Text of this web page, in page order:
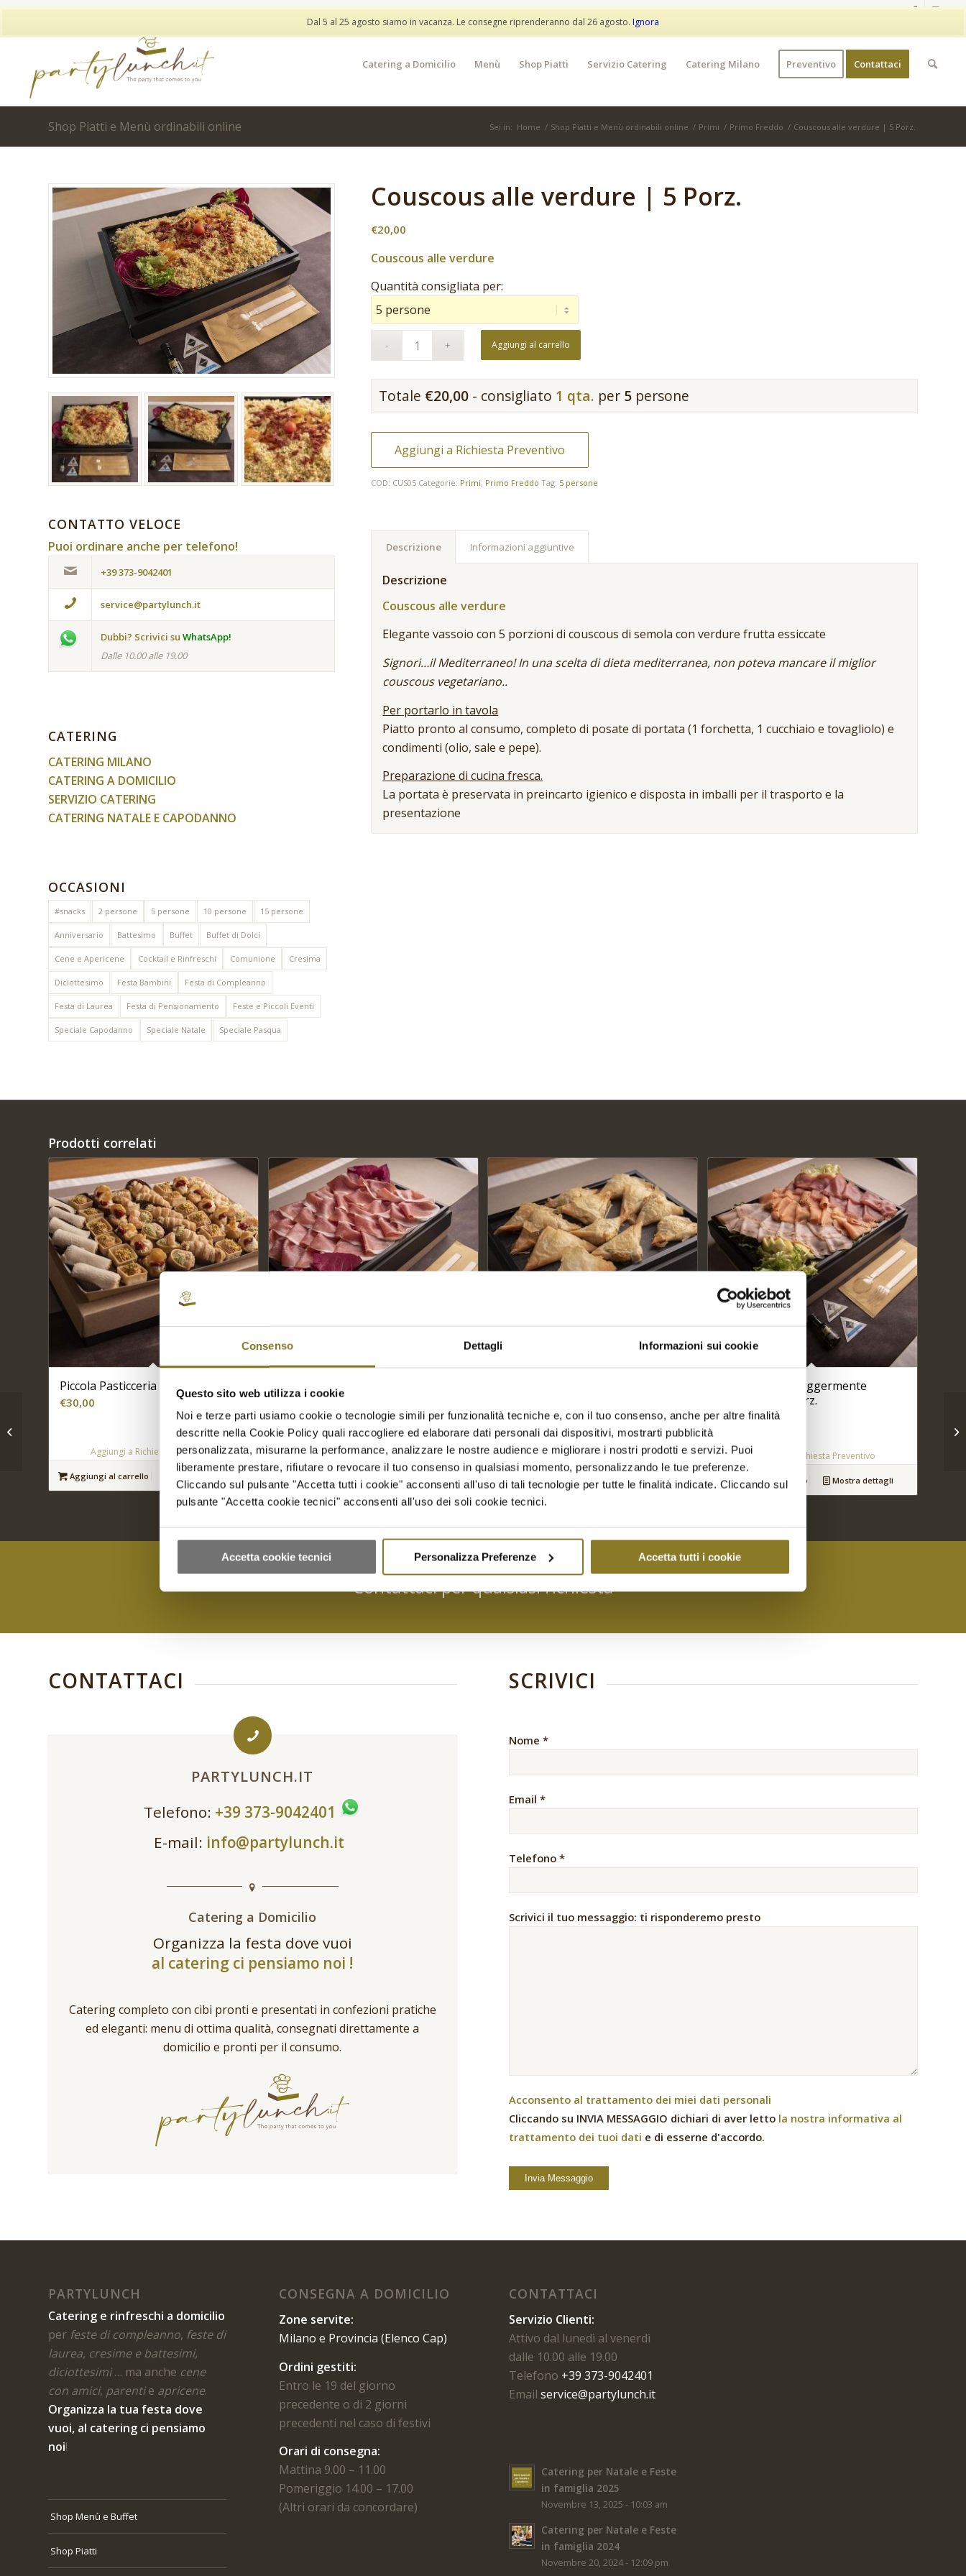
Consenso Dettagli Informazioni sui cookie
Questo sito web utilizza i cookie
Noi e terze parti usiamo cookie o tecnologie simili per funzionalità tecniche e, con il tuo consenso, anche per altre finalità
descritte nella Cookie Policy quali raccogliere ed elaborare dati personali dai dispositivi, mostrarti pubblicità
personalizzata, misurarne la performance, analizzare le nostre audience e migliorare i nostri prodotti e servizi. Puoi
liberamente prestare, rifiutare o revocare il tuo consenso in qualsiasi momento, personalizzando le tue preferenze.
Cliccando sul pulsante "Accetta tutti i cookie" acconsenti all'uso di tali tecnologie per tutte le finalità indicate. Cliccando sul
pulsante "Accetta cookie tecnici" acconsenti all'uso dei soli cookie tecnici.
Accetta cookie tecnici Personalizza Preferenze Accetta tutti i cookie
My Account Wishlist
info@partylunch.it|+39 373 9042401|WhatsApp
Catering a Domicilio Menù Shop Piatti Servizio Catering Catering Milano Preventivo Contattaci
Shop Piatti e Menù ordinabili online Sei in: Home / Shop Piatti e Menù ordinabili online / Primi / Primo Freddo / Couscous alle verdure | 5 Porz.
CONTATTO VELOCE
Puoi ordinare anche per telefono!
+39 373-9042401
service@partylunch.it
Dubbi? Scrivici su WhatsApp!
Dalle 10.00 alle 19.00
CATERING
CATERING MILANO
CATERING A DOMICILIO
SERVIZIO CATERING
CATERING NATALE E CAPODANNO
OCCASIONI
#snacks 2 persone 5 persone 10 persone 15 persone
Anniversario Battesimo Buffet Buffet di Dolci
Cene e Apericene Cocktail e Rinfreschi Comunione Cresima
Diciottesimo Festa Bambini Festa di Compleanno
Festa di Laurea Festa di Pensionamento Feste e Piccoli Eventi
Speciale Capodanno Speciale Natale Speciale Pasqua
Couscous alle verdure | 5 Porz.
€20,00
Couscous alle verdure
Quantità consigliata per:
Aggiungi al carrello
Totale €20,00 - consigliato 1 qta. per 5 persone
Aggiungi a Richiesta Preventivo
COD: CUS05 Categorie: Primi, Primo Freddo Tag: 5 persone
Descrizione Informazioni aggiuntive
Descrizione
Couscous alle verdure
Elegante vassoio con 5 porzioni di couscous di semola con verdure frutta essiccate
Signori…il Mediterraneo! In una scelta di dieta mediterranea, non poteva mancare il miglior
couscous vegetariano..
Per portarlo in tavola
Piatto pronto al consumo, completo di posate di portata (1 forchetta, 1 cucchiaio e tovagliolo) e
condimenti (olio, sale e pepe).
Preparazione di cucina fresca.
La portata è preservata in preincarto igienico e disposta in imballi per il trasporto e la
presentazione
Prodotti correlati
Piccola Pasticceria salata | 24 Pz.
€30,00
Aggiungi a Richiesta Preventivo
Aggiungi al carrello
Prosciutto crudo di Parma 24 mesi
| 5 Porz.
€32,00
Aggiungi a Richiesta Preventivo
Aggiungi al carrello Mostra dettagli
€ 25,00
Aggiungi a Richiesta Preventivo
Aggiungi al carrello Mostra dettagli
Pesce delicato leggermente
marinato | 5 Porz.
€38,00
Aggiungi a Richiesta Preventivo
Aggiungi al carrello Mostra dettagli
Contattaci per qualsiasi richiesta
CONTATTACI
PARTYLUNCH.IT
Telefono: +39 373-9042401
E-mail: info@partylunch.it
Catering a Domicilio
Organizza la festa dove vuoi
al catering ci pensiamo noi !
Catering completo con cibi pronti e presentati in confezioni pratiche
ed eleganti: menu di ottima qualità, consegnati direttamente a
domicilio e pronti per il consumo.
SCRIVICI
Nome *
Email *
Telefono *
Scrivici il tuo messaggio: ti risponderemo presto
Acconsento al trattamento dei miei dati personali
Cliccando su INVIA MESSAGGIO dichiari di aver letto la nostra informativa al
trattamento dei tuoi dati e di esserne d'accordo.
PARTYLUNCH
Catering e rinfreschi a domicilio
per feste di compleanno, feste di
laurea, cresime e battesimi,
diciottesimi… ma anche cene
con amici, parentie apricene.
Organizza la tua festa dove
vuoi, al catering ci pensiamo
noi!
Shop Menù e Buffet
Shop Piatti
CONSEGNA A DOMICILIO
Zone servite:
Milano e Provincia (Elenco Cap)
Ordini gestiti:
Entro le 19 del giorno
precedente o di 2 giorni
precedenti nel caso di festivi
Orari di consegna:
Mattina 9.00 – 11.00
Pomeriggio 14.00 – 17.00
(Altri orari da concordare)
CONTATTACI
Servizio Clienti:
Attivo dal lunedì al venerdì
dalle 10.00 alle 19.00
Telefono +39 373-9042401
Emailservice@partylunch.it
Catering per Natale e Feste
in famiglia 2025
Novembre 13, 2025 - 10:03 am
Catering per Natale e Feste
in famiglia 2024
Novembre 20, 2024 - 12:09 pm
Dal 5 al 25 agosto siamo in vacanza. Le consegne riprenderanno dal 26 agosto. Ignora